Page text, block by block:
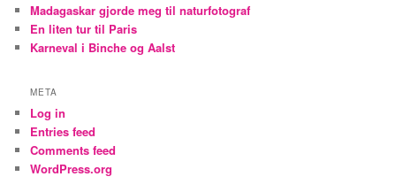
Madagaskar gjorde meg til naturfotograf
En liten tur til Paris
Karneval i Binche og Aalst
META
Log in
Entries feed
Comments feed
WordPress.org